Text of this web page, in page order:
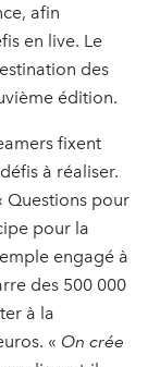
afin
en live. Le
des
édition.
fixent
à réaliser.
Questions pour
pour la
engagé à
des 500 000
à la
« On crée